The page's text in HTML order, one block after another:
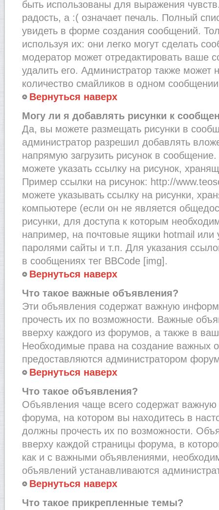
быть использованы для выражения
радость, а :( означает печаль. Полный
увидеть в форме создания сообщений.
используя их: они легко могут сделать
модератор может отредактировать ваше
удалить его. Администратор также может
количество смайликов в одном
Вернуться наверх
Могу ли я добавлять рисунки к
Да, вы можете размещать рисунки в
администратор разрешил добавлять
напрямую загрузить рисунок в
можете указать ссылку на рисунок,
Пример ссылки на рисунок: http://
можете указывать ссылку на рисунки,
компьютере (если он не является
рисунки, для доступа к которым
например, на почтовые ящики hotmail
паролями сайты и т.п. Для указания
в сообщениях тег BBCode [img].
Вернуться наверх
Что такое важные объявления?
Эти объявления содержат важную
прочесть их по возможности. Важные
вверху каждого из форумов, а также в
Необходимые права на создание важных
предоставляются администратором
Вернуться наверх
Что такое объявления?
Объявления чаще всего содержат
форума, на котором вы находитесь в
должны прочесть их по возможности.
вверху каждой страницы форума, в
как и с важными объявлениями,
объявлений устанавливаются
Вернуться наверх
Что такое прикрепленные темы?